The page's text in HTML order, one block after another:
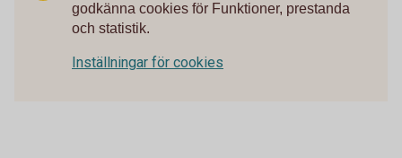
godkänna cookies för Funktioner, prestanda
och statistik.
Inställningar för cookies